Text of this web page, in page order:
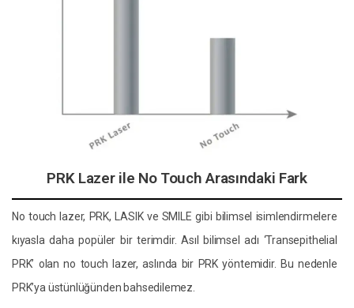
PRK Lazer ile No Touch Arasındaki Fark
No touch lazer, PRK, LASIK ve SMILE gibi bilimsel isimlendirmelere
kıyasla daha popüler bir terimdir. Asıl bilimsel adı ‘Transepithelial
PRK’ olan no touch lazer, aslında bir PRK yöntemidir. Bu nedenle
PRK’ya üstünlüğünden bahsedilemez.